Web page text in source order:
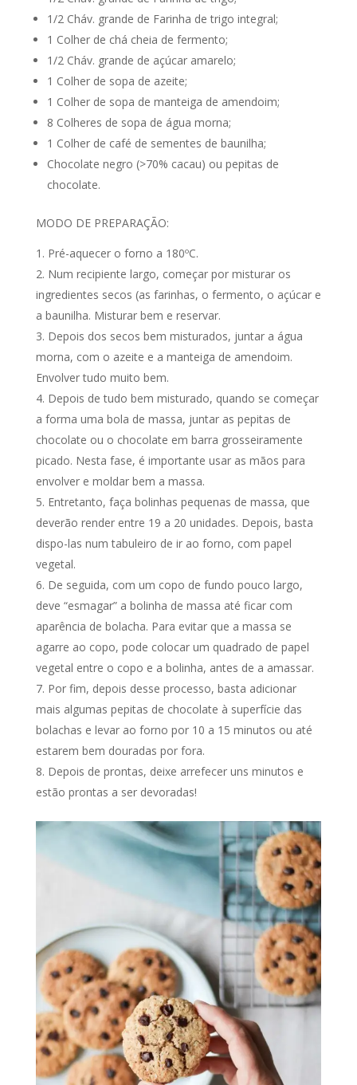
1/2 Cháv. grande de Farinha de trigo integral;
1 Colher de chá cheia de fermento;
1/2 Cháv. grande de açúcar amarelo;
1 Colher de sopa de azeite;
1 Colher de sopa de manteiga de amendoim;
8 Colheres de sopa de água morna;
1 Colher de café de sementes de baunilha;
Chocolate negro (>70% cacau) ou pepitas de
chocolate.
MODO DE PREPARAÇÃO:
Pré-aquecer o forno a 180ºC.
Num recipiente largo, começar por misturar os
ingredientes secos (as farinhas, o fermento, o açúcar e
a baunilha. Misturar bem e reservar.
Depois dos secos bem misturados, juntar a água
morna, com o azeite e a manteiga de amendoim.
Envolver tudo muito bem.
Depois de tudo bem misturado, quando se começar
a forma uma bola de massa, juntar as pepitas de
chocolate ou o chocolate em barra grosseiramente
picado. Nesta fase, é importante usar as mãos para
envolver e moldar bem a massa.
Entretanto, faça bolinhas pequenas de massa, que
deverão render entre 19 a 20 unidades. Depois, basta
dispo-las num tabuleiro de ir ao forno, com papel
vegetal.
De seguida, com um copo de fundo pouco largo,
deve “esmagar” a bolinha de massa até ficar com
aparência de bolacha. Para evitar que a massa se
agarre ao copo, pode colocar um quadrado de papel
vegetal entre o copo e a bolinha, antes de a amassar.
Por fim, depois desse processo, basta adicionar
mais algumas pepitas de chocolate à superfície das
bolachas e levar ao forno por 10 a 15 minutos ou até
estarem bem douradas por fora.
Depois de prontas, deixe arrefecer uns minutos e
estão prontas a ser devoradas!